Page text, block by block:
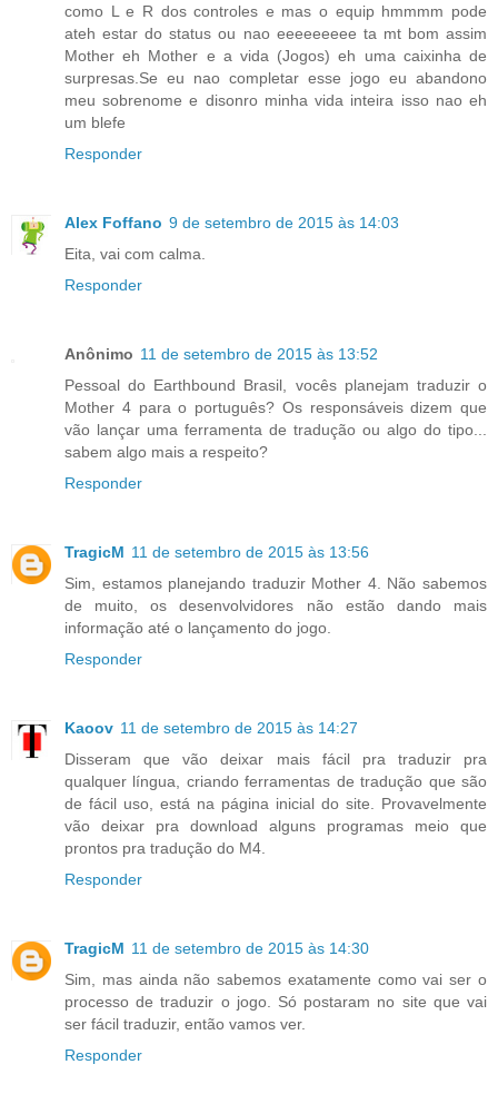
como L e R dos controles e mas o equip hmmmm pode
ateh estar do status ou nao eeeeeeeee ta mt bom assim
Mother eh Mother e a vida (Jogos) eh uma caixinha de
surpresas.Se eu nao completar esse jogo eu abandono
meu sobrenome e disonro minha vida inteira isso nao eh
um blefe
Responder
Alex Foffano 9 de setembro de 2015 às 14:03
Eita, vai com calma.
Responder
Anônimo 11 de setembro de 2015 às 13:52
Pessoal do Earthbound Brasil, vocês planejam traduzir o
Mother 4 para o português? Os responsáveis dizem que
vão lançar uma ferramenta de tradução ou algo do tipo...
sabem algo mais a respeito?
Responder
TragicM 11 de setembro de 2015 às 13:56
Sim, estamos planejando traduzir Mother 4. Não sabemos
de muito, os desenvolvidores não estão dando mais
informação até o lançamento do jogo.
Responder
Kaoov 11 de setembro de 2015 às 14:27
Disseram que vão deixar mais fácil pra traduzir pra
qualquer língua, criando ferramentas de tradução que são
de fácil uso, está na página inicial do site. Provavelmente
vão deixar pra download alguns programas meio que
prontos pra tradução do M4.
Responder
TragicM 11 de setembro de 2015 às 14:30
Sim, mas ainda não sabemos exatamente como vai ser o
processo de traduzir o jogo. Só postaram no site que vai
ser fácil traduzir, então vamos ver.
Responder